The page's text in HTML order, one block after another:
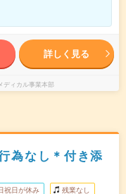
詳しく見る
ィカル事業本部
為なし＊付き添
祝日が休み 残業なし